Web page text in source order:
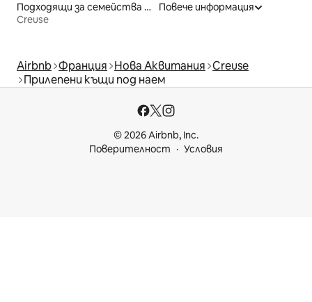
Подходящи за семейства места под наем
Creuse
Повече информация
Airbnb Франция Нова Аквитания Creuse
Прилепени къщи под наем
© 2026 Airbnb, Inc.
Поверителност
Условия